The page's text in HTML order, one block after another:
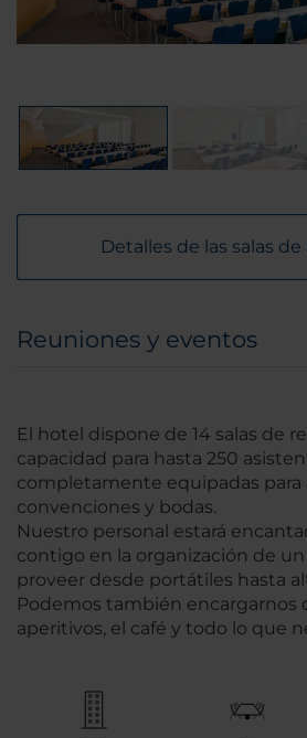
Detalles de las salas
Reuniones y eventos
El hotel dispone de 14 salas de
capacidad para hasta 250
completamente equipadas para
convenciones y bodas.
Nuestro personal estará
contigo en la organización de
proveer desde portátiles hasta
Podemos también encargarnos
aperitivos, el café y todo lo que